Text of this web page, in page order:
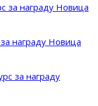
за награду Новица
награду Новица
за награду